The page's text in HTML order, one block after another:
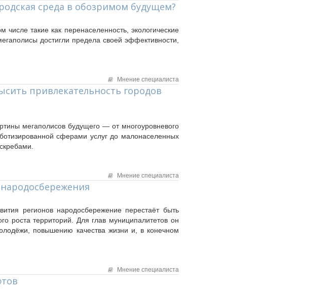
среда в обозримом будущем?
такие как перенаселенность, экологические
достигли предела своей эффективности,
Мнение специалиста
привлекательность городов
мегаполисов будущего — от многоуровневого
сферами услуг до малонаселенных
Мнение специалиста
регионов народосбережение перестаёт быть
роста территорий. Для глав муниципалитетов он
повышению качества жизни и, в конечном
Мнение специалиста